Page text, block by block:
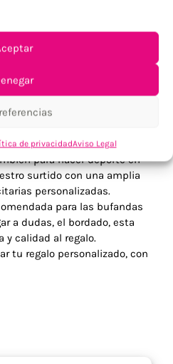
de privacidadAviso Legal
a través de técnicas
o estampados
que combina
momentos únicos
es el complemento ideal
y materiales.
para hacer deporte en
surtido con una amplia
personalizadas.
para las bufandas
a dudas, el bordado, esta
y calidad al regalo.
tu regalo personalizado, con